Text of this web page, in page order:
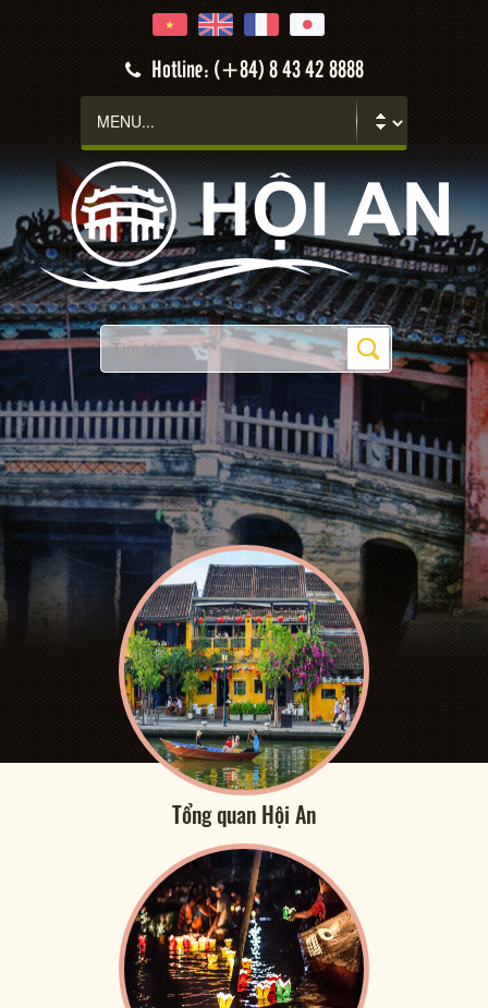
Hotline: (+84) 8 43 42 8888
Tổng quan Hội An